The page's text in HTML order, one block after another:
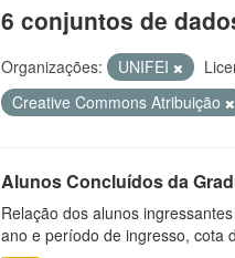
6 conjuntos de
Organizações: UNIFEI
Creative Commons Atribuição
Alunos Concluídos da
Relação dos alunos
ano e período de ingresso, cota